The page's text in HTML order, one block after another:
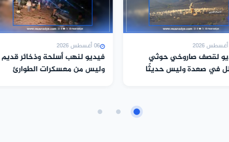
لنهب أسلحة وذخائر قديم
من معسكرات الطوارئ
06 أغسطس 2026
فيديو زُعم أنه يُظهر دخول أرتال
عسكرية تابعة للمجلس الانتقالي